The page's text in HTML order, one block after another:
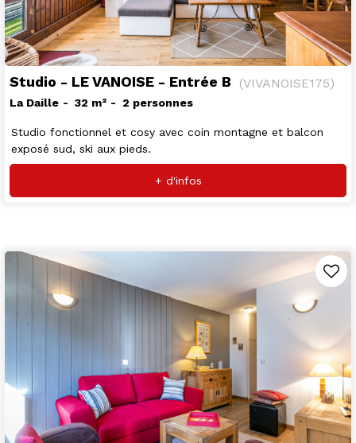
Studio - LE VANOISE - Entrée B (VIVANOISE175)
La Daille 32 m² 2 personnes
Studio fonctionnel et cosy avec coin montagne et balcon
exposé sud, ski aux pieds.
+ d'infos